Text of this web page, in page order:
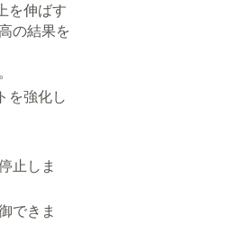
を伸ばす
の結果を
を強化し
止しま
できま